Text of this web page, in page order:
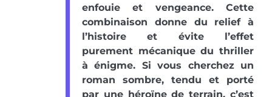
enfouie et vengeance. Cette
combinaison donne du relief à
l’histoire et évite l’effet
purement mécanique du thriller
à énigme. Si vous cherchez un
roman sombre, tendu et porté
par une héroïne de terrain, c’est